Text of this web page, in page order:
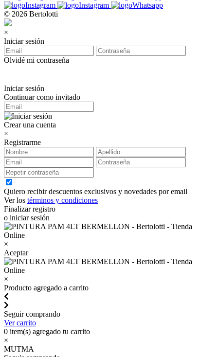
© 2026 Bertolotti
×
Iniciar sesión
Olvidé mi contraseña
Iniciar sesión
Continuar como invitado
Crear una cuenta
×
Registrarme
Quiero recibir descuentos exclusivos y novedades por email
Ver los términos y condiciones
Finalizar registro
o iniciar sesión
×
Aceptar
×
Producto agregado a carrito
Seguir comprando
Ver carrito
0 item(s) agregado tu carrito
×
MUTMA